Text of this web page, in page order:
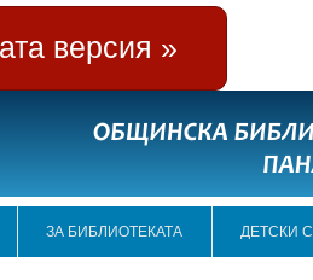
версия »
ЗА БИБЛИОТЕКАТА ДЕТСКИ